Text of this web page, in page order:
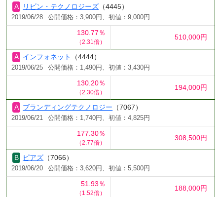
リビン・テクノロジーズ （4445）
2019/06/28 公開価格：3,900円、初値：9,000円
130.77％
（2.31倍）
510,000円
インフォネット （4444）
2019/06/25 公開価格：1,490円、初値：3,430円
130.20％
（2.30倍）
194,000円
ブランディングテクノロジー （7067）
2019/06/21 公開価格：1,740円、初値：4,825円
177.30％
（2.77倍）
308,500円
ピアズ （7066）
2019/06/20 公開価格：3,620円、初値：5,500円
51.93％
（1.52倍）
188,000円